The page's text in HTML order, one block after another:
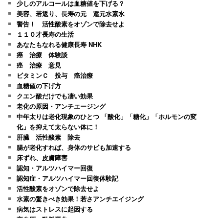
少しのアルコールは血糖値を下げる？
美容、若返り、長寿の元 還元水素水
警告！ 活性酸素をオゾンで除去せよ
１１０才長寿の生活
あなたもなれる健康長寿 NHK
癌 治療 体験談
癌 治療 意見
ビタミンＣ 投与 癌治療
血糖値の下げ方
クエン酸だけでも凄い効果
老化の原因・アンチエージング
中年太りは老化現象のひとつ 「酸化」「糖化」「ホルモンの変
化」を抑えて太らない体に！
肝臓 活性酸素 除去
腸が老化すれば、身体のサビも加速する
床ずれ、皮膚障害
認知・アルツハイマー回復
認知症・アルツハイマー回復体験記
活性酸素をオゾンで除去せよ
水素の驚きべき効果！若さアンチエイジング
病気はストレスに起因する